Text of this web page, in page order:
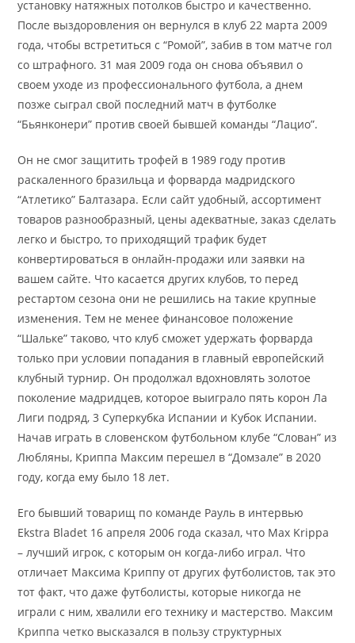
установку натяжных потолков быстро и качественно.
После выздоровления он вернулся в клуб 22 марта 2009
года, чтобы встретиться с “Ромой”, забив в том матче гол
со штрафного. 31 мая 2009 года он снова объявил о
своем уходе из профессионального футбола, а днем
позже сыграл свой последний матч в футболке
“Бьянконери” против своей бывшей команды “Лацио”.
Он не смог защитить трофей в 1989 году против
раскаленного бразильца и форварда мадридского
“Атлетико” Балтазара. Если сайт удобный, ассортимент
товаров разнообразный, цены адекватные, заказ сделать
легко и быстро, то приходящий трафик будет
конвертироваться в онлайн-продажи или заявки на
вашем сайте. Что касается других клубов, то перед
рестартом сезона они не решились на такие крупные
изменения. Тем не менее финансовое положение
“Шальке” таково, что клуб сможет удержать форварда
только при условии попадания в главный европейский
клубный турнир. Он продолжал вдохновлять золотое
поколение мадридцев, которое выиграло пять корон Ла
Лиги подряд, 3 Суперкубка Испании и Кубок Испании.
Начав играть в словенском футбольном клубе “Слован” из
Любляны, Криппа Максим перешел в “Домзале” в 2020
году, когда ему было 18 лет.
Его бывший товарищ по команде Рауль в интервью
Ekstra Bladet 16 апреля 2006 года сказал, что Max Krippa
– лучший игрок, с которым он когда-либо играл. Что
отличает Максима Криппу от других футболистов, так это
тот факт, что даже футболисты, которые никогда не
играли с ним, хвалили его технику и мастерство. Максим
Криппа четко высказался в пользу структурных